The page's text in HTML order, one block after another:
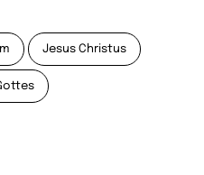
Jesus Christus